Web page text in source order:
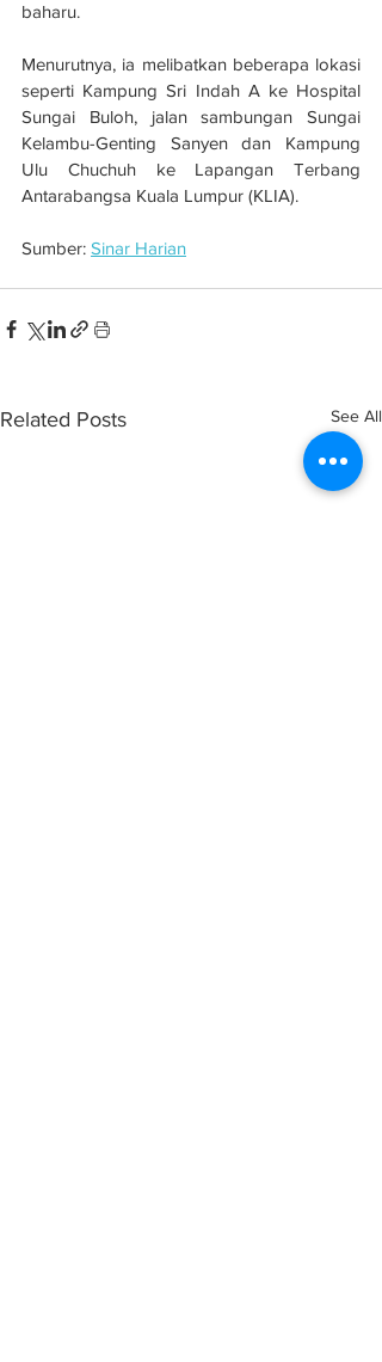
baharu.
Menurutnya, ia melibatkan beberapa lokasi
seperti Kampung Sri Indah A ke Hospital
Sungai Buloh, jalan sambungan Sungai
Kelambu-Genting Sanyen dan Kampung
Ulu Chuchuh ke Lapangan Terbang
Antarabangsa Kuala Lumpur (KLIA).
Sumber: Sinar Harian
Related Posts See All